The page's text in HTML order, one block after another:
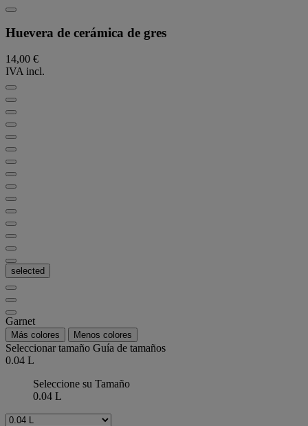
Huevera de cerámica de gres
14,00 €
IVA incl.
selected
Garnet
Más colores Menos colores
Seleccionar tamaño Guía de tamaños
0.04 L
Seleccione su Tamaño
0.04 L